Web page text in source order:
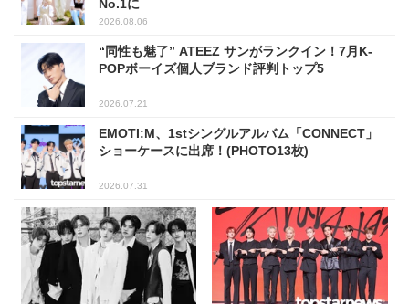
No.1に
2026.08.06
“同性も魅了” ATEEZ サンがランクイン！7月K-
POPボーイズ個人ブランド評判トップ5
2026.07.21
EMOTI:M、1stシングルアルバム「CONNECT」
ショーケースに出席！(PHOTO13枚)
2026.07.31